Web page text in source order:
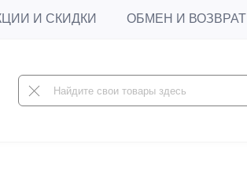
И СКИДКИ ОБМЕН И ВОЗВРАТ